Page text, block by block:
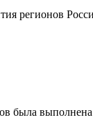
регионов
была